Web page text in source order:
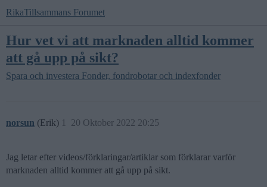
RikaTillsammans Forumet
Hur vet vi att marknaden alltid kommer
att gå upp på sikt?
Spara och investera Fonder, fondrobotar och indexfonder
norsun (Erik) 20 Oktober 2022 20:25
1
Jag letar efter videos/förklaringar/artiklar som förklarar varför
marknaden alltid kommer att gå upp på sikt.